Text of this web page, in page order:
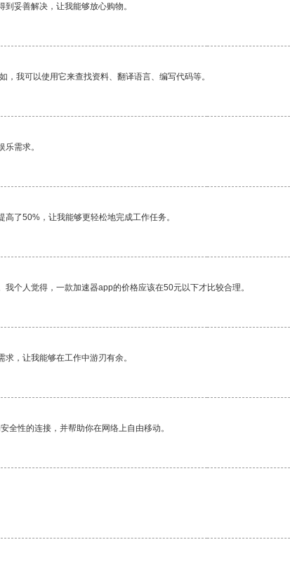
妥善解决，让我能够放心购物。
我可以使用它来查找资料、翻译语言、编写代码等。
需求。
了50%，让我能够更轻松地完成工作任务。
个人觉得，一款加速器app的价格应该在50元以下才比较合理。
，让我能够在工作中游刃有余。
全性的连接，并帮助你在网络上自由移动。